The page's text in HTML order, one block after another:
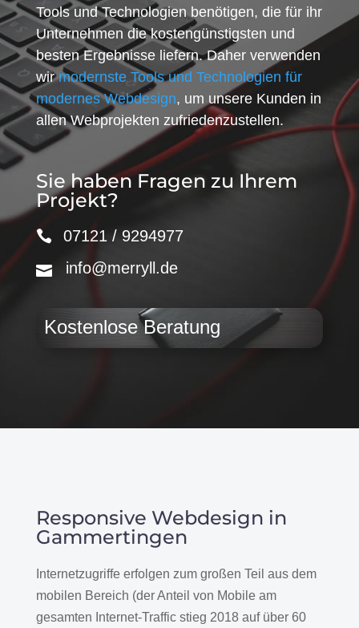
Tools und Technologien benötigen, die für ihr
Unternehmen die kostengünstigsten und
besten Ergebnisse liefern. Daher verwenden
wirmodernste Tools und Technologien für
modernes Webdesign, um unsere Kunden in
allen Webprojekten zufriedenzustellen.
Sie haben Fragen zu Ihrem
Projekt?
07121 / 9294977
info@merryll.de
Kostenlose Beratung
Responsive Webdesign in
Gammertingen
Internetzugriffe erfolgen zum großen Teil aus dem
mobilen Bereich (der Anteil von Mobile am
gesamten Internet-Traffic stieg 2018 auf über 60